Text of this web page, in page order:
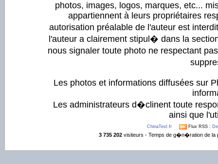
photos, images, logos, marques, etc...
appartiennent à leurs propriétaires
autorisation préalable de l'auteur est
l'auteur a clairement stipul� dans la
nous signaler toute photo ne respectant
Les photos et informations diffusées sur
Les administrateurs d�clinent toute
ainsi que
ChinaTest.fr Flux RSS :
3 735 202visiteurs - Temps de g�n�ration de la